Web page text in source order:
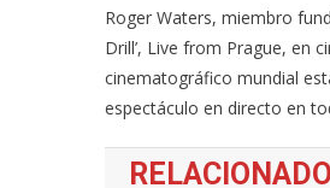
Roger Waters, miembro
Drill’, Live from Prague, en
cinematográfico mundial
espectáculo en directo en
RELACIONADO